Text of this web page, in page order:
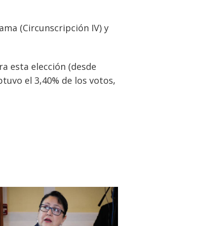
(Circunscripción IV) y
esta elección (desde
el 3,40% de los votos,